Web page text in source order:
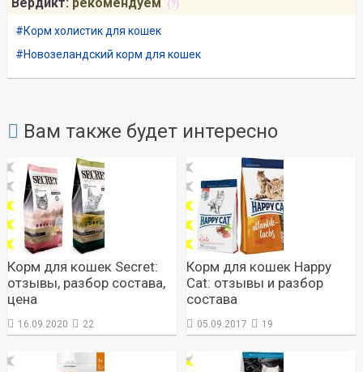
Вердикт: рекомендуем (?)
Корм холистик для кошек
Новозеландский корм для кошек
Вам также будет интересно
Корм для кошек Secret:
отзывы, разбор состава,
цена
16.09.2020 22
Корм для кошек Happy
Cat: отзывы и разбор
состава
05.09.2017 19